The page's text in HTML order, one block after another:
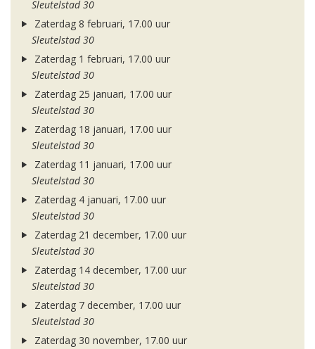
Sleutelstad 30
Zaterdag 8 februari, 17.00 uur
Sleutelstad 30
Zaterdag 1 februari, 17.00 uur
Sleutelstad 30
Zaterdag 25 januari, 17.00 uur
Sleutelstad 30
Zaterdag 18 januari, 17.00 uur
Sleutelstad 30
Zaterdag 11 januari, 17.00 uur
Sleutelstad 30
Zaterdag 4 januari, 17.00 uur
Sleutelstad 30
Zaterdag 21 december, 17.00 uur
Sleutelstad 30
Zaterdag 14 december, 17.00 uur
Sleutelstad 30
Zaterdag 7 december, 17.00 uur
Sleutelstad 30
Zaterdag 30 november, 17.00 uur